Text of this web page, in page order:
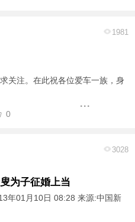
1981
关注。在此祝各位爱车一族，身
0
3028
为子征婚上当